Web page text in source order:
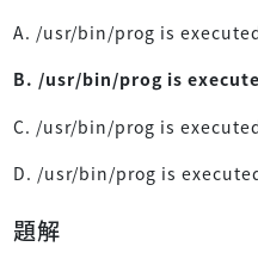
A. /usr/bin/prog is
B. /usr/bin/prog is
C. /usr/bin/prog is
D. /usr/bin/prog is
題解